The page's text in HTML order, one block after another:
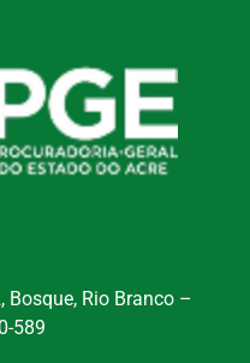
Bosque, Rio Branco –
589